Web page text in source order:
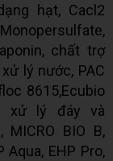
hạt, Cacl2
chất trợ
lý nước, PAC
8615,Ecubio
xử lý đáy và
MICRO BIO B,
Aqua, EHP Pro,